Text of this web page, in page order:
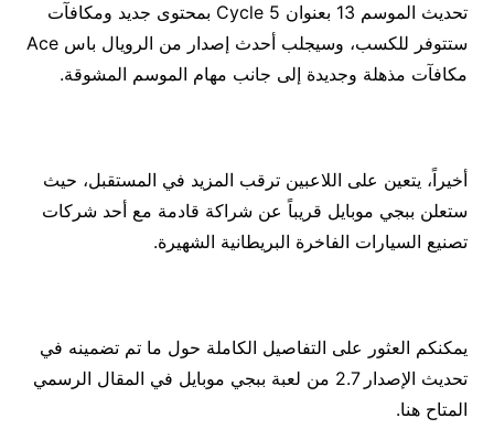
تحديث الموسم 13 بعنوان Cycle 5 بمحتوى جديد ومكافآت
ستتوفر للكسب، وسيجلب أحدث إصدار من الرويال باس Ace
مكافآت مذهلة وجديدة إلى جانب مهام الموسم المشوقة.
أخيراً، يتعين على اللاعبين ترقب المزيد في المستقبل، حيث
ستعلن ببجي موبايل قريباً عن شراكة قادمة مع أحد شركات
تصنيع السيارات الفاخرة البريطانية الشهيرة.
يمكنكم العثور على التفاصيل الكاملة حول ما تم تضمينه في
تحديث الإصدار 2.7 من لعبة ببجي موبايل في المقال الرسمي
المتاح هنا.